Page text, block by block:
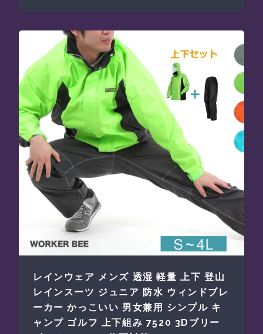
レインウェア メンズ 透湿 軽量 上下 登山
レインスーツ ジュニア 防水 ウィンドブレ
ーカー かっこいい 男女兼用 シンプル キ
ャンプ ゴルフ 上下組み 7520 3Dブリー